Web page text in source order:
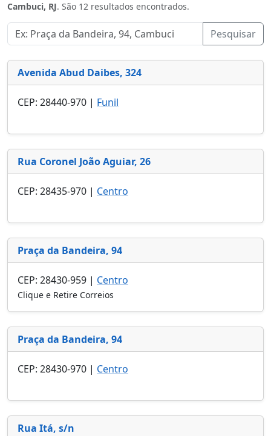
Cambuci, RJ. São 12 resultados encontrados.
Pesquisar
Avenida Abud Daibes, 324
CEP: 28440-970 | Funil
Rua Coronel João Aguiar, 26
CEP: 28435-970 | Centro
Praça da Bandeira, 94
CEP: 28430-959 | Centro
Clique e Retire Correios
Praça da Bandeira, 94
CEP: 28430-970 | Centro
Rua Itá, s/n